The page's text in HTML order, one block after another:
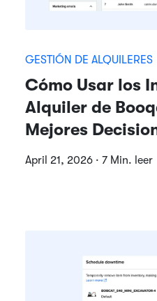
GESTIÓN DE ALQUILERES
Cómo Usar los
Alquiler de
Mejores
April 21, 2026 · 7 Min. leer